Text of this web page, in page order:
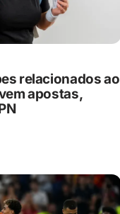
relacionados ao
apostas,